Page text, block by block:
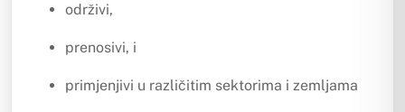
održivi,
prenosivi, i
primjenjivi u različitim sektorima i zemljama